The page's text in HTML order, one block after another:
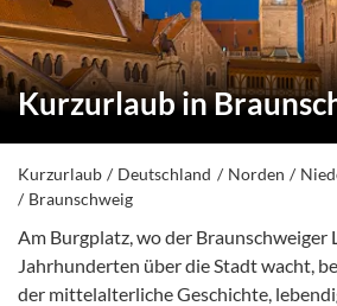
Kurzurlaub in
Kurzurlaub Deutschland Norden
Braunschweig
Am Burgplatz, wo der Braunschweiger
Jahrhunderten über die Stadt wacht,
der mittelalterliche Geschichte,